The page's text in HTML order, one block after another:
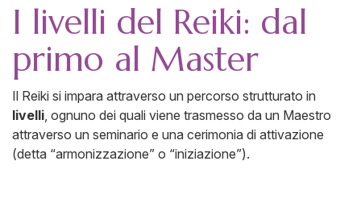
I livelli del Reiki: dal
primo al Master
Il Reiki si impara attraverso un percorso strutturato in
livelli, ognuno dei quali viene trasmesso da un Maestro
attraverso un seminario e una cerimonia di attivazione
(detta “armonizzazione” o “iniziazione”).